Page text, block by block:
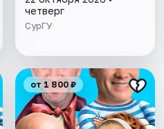
четверг
СурГУ
от 1 800 ₽